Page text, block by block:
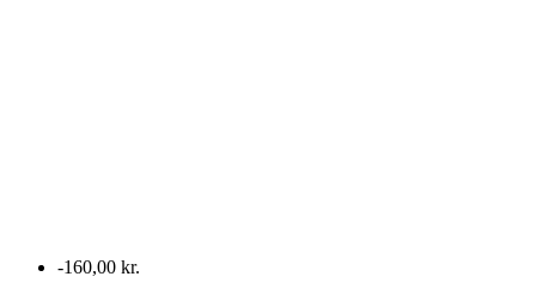
-160,00 kr.